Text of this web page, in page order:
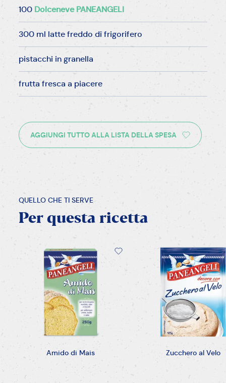
100 Dolceneve PANEANGELI
300 ml latte freddo di frigorifero
pistacchi in granella
frutta fresca a piacere
AGGIUNGI TUTTO ALLA LISTA DELLA SPESA
QUELLO CHE TI SERVE
Per questa ricetta
Amido di Mais Zucchero al Velo